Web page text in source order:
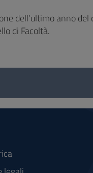
dell’ultimo anno del
di Facoltà.